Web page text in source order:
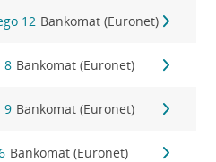
12 Bankomat (Euronet)
8 Bankomat (Euronet)
9 Bankomat (Euronet)
Bankomat (Euronet)